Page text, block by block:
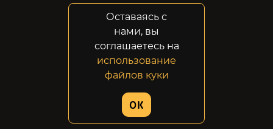
Конфиденциальность
Возвраты
Правовая информация
© 2014-2026 GabeStore
ADN Digital Studio
Оставаясь с
нами, вы
соглашаетесь на
использование
файлов куки
OK